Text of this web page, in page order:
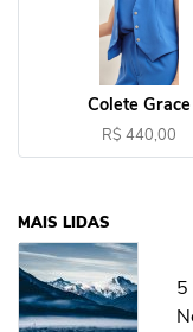
Colete Grace
R$ 440,00
MAIS LIDAS
5